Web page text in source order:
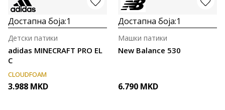
Достапна боја:1
adidas MINECRAFT PRO EL
C
Детски патики
CLOUDFOAM
3.988 MKD
Достапна боја:1
New Balance 530
Машки патики
6.790 MKD